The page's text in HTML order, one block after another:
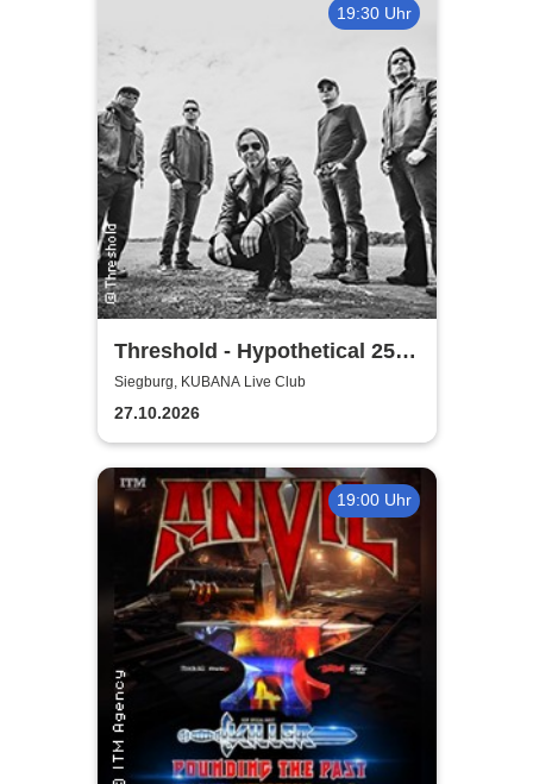
19:30 Uhr
Threshold - Hypothetical 25th
Anniversary Tour
Siegburg, KUBANA Live Club
27.10.2026
19:00 Uhr